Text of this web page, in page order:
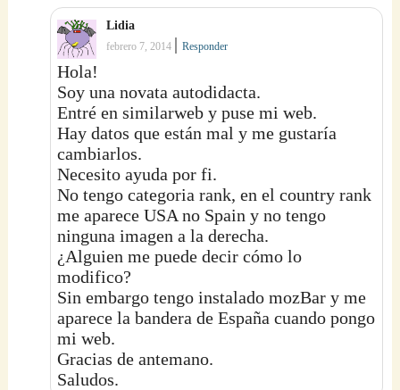
Lidia
febrero 7, 2014 |Responder
Hola!
Soy una novata autodidacta.
Entré en similarweb y puse mi web.
Hay datos que están mal y me gustaría
cambiarlos.
Necesito ayuda por fi.
No tengo categoria rank, en el country rank
me aparece USA no Spain y no tengo
ninguna imagen a la derecha.
¿Alguien me puede decir cómo lo
modifico?
Sin embargo tengo instalado mozBar y me
aparece la bandera de España cuando pongo
mi web.
Gracias de antemano.
Saludos.